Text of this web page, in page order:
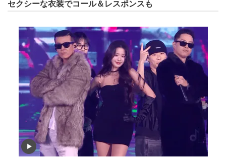
セクシーな衣装でコール＆レスポンスも